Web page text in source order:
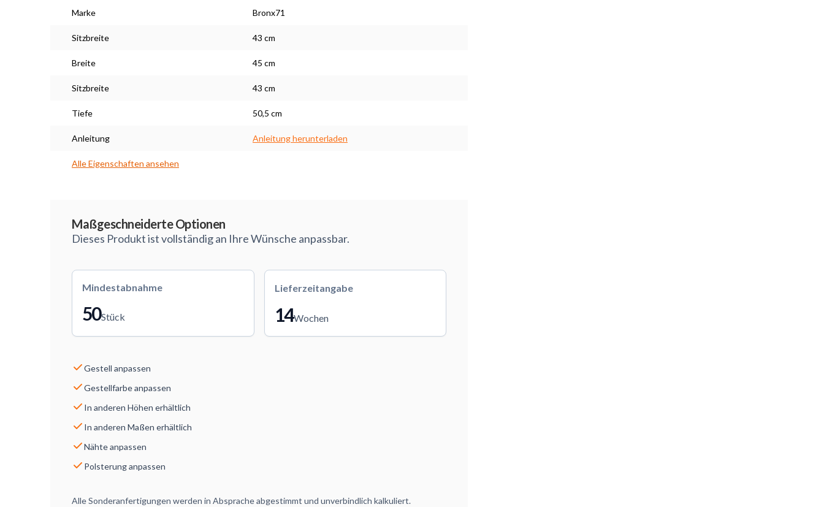
Marke Bronx71
Sitzbreite 43 cm
Breite 45 cm
Sitzbreite 43 cm
Tiefe 50,5 cm
Anleitung Anleitung herunterladen
Alle Eigenschaften ansehen
Maßgeschneiderte Optionen
Dieses Produkt ist vollständig an Ihre Wünsche anpassbar.
Mindestabnahme
50Stück
Lieferzeitangabe
14Wochen
Gestell anpassen
Gestellfarbe anpassen
In anderen Höhen erhältlich
In anderen Maßen erhältlich
Nähte anpassen
Polsterung anpassen
Alle Sonderanfertigungen werden in Absprache abgestimmt und unverbindlich kalkuliert.